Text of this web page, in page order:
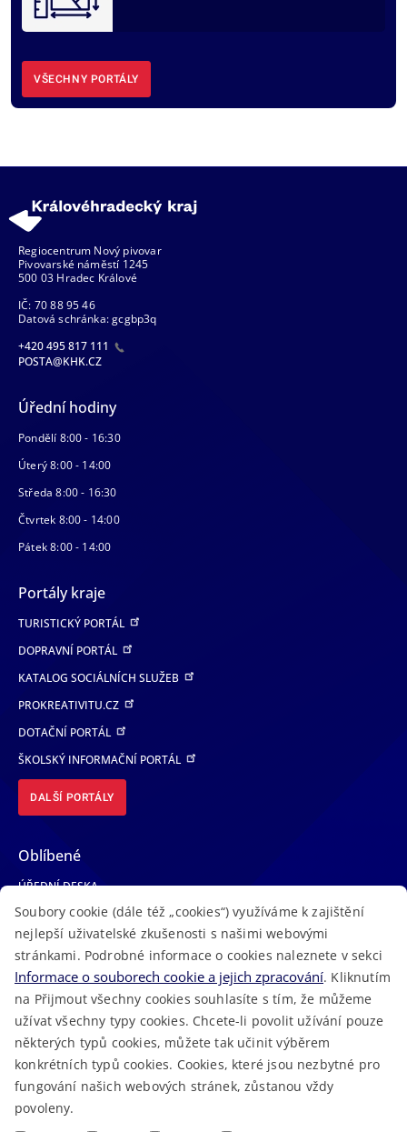
VŠECHNY PORTÁLY
Regiocentrum Nový pivovar
Pivovarské náměstí 1245
500 03 Hradec Králové
IČ: 70 88 95 46
Datová schránka: gcgbp3q
+420 495 817 111
POSTA@KHK.CZ
Úřední hodiny
Pondělí 8:00 - 16:30
Úterý 8:00 - 14:00
Středa 8:00 - 16:30
Čtvrtek 8:00 - 14:00
Pátek 8:00 - 14:00
Portály kraje
TURISTICKÝ PORTÁL
DOPRAVNÍ PORTÁL
KATALOG SOCIÁLNÍCH SLUŽEB
PROKREATIVITU.CZ
DOTAČNÍ PORTÁL
ŠKOLSKÝ INFORMAČNÍ PORTÁL
DALŠÍ PORTÁLY
Oblíbené
ÚŘEDNÍ DESKA
TELEFONNÍ SEZNAM
LÉKAŘSKÁ POHOTOVOST
VOLNÁ MÍSTA
AKTUALITY
2023 © Královéhradecký kraj • Vytvořeno vMacron Software
RSS Mapa stránek Cookies Prohlášení o přístupnosti
Soubory cookie (dále též „cookies“) využíváme k zajištění
nejlepší uživatelské zkušenosti s našimi webovými
stránkami. Podrobné informace o cookies naleznete v sekci
Informace o souborech cookie a jejich zpracování. Kliknutím
na Přijmout všechny cookies souhlasíte s tím, že můžeme
užívat všechny typy cookies. Chcete-li povolit užívání pouze
některých typů cookies, můžete tak učinit výběrem
konkrétních typů cookies. Cookies, které jsou nezbytné pro
fungování našich webových stránek, zůstanou vždy
povoleny.